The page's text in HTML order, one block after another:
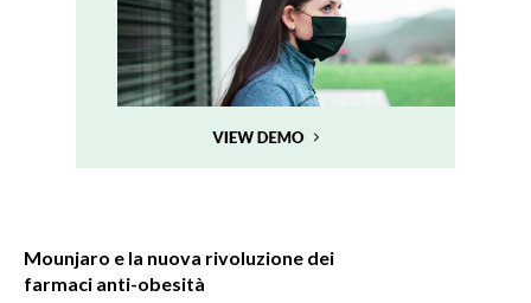
Mounjaro e la nuova rivoluzione dei
farmaci anti-obesità